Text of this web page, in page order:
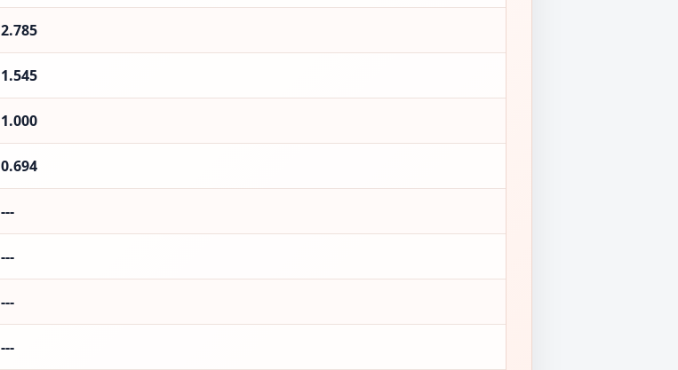
2.785
1.545
1.000
0.694
---
---
---
---